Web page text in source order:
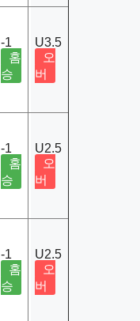
-1
홈
승
U3.5
오
버
-1
홈
승
U2.5
오
버
-1
홈
승
U2.5
오
버